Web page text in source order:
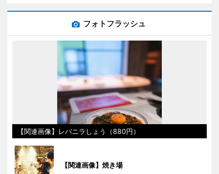
フォトフラッシュ
【関連画像】レバニラしょう（880円）
【関連画像】焼き場